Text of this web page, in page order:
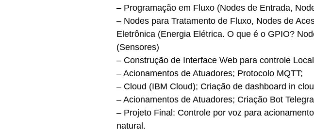
– Programação em Fluxo (Nodes de Entrada,
– Nodes para Tratamento de Fluxo, Nodes de
Eletrônica (Energia Elétrica. O que é o GPIO?
(Sensores)
– Construção de Interface Web para controle
– Acionamentos de Atuadores; Protocolo MQTT;
– Cloud (IBM Cloud); Criação de dashboard in
– Acionamentos de Atuadores; Criação Bot
– Projeto Final: Controle por voz para
natural.